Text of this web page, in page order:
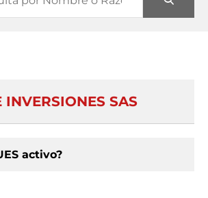
INVERSIONES SAS
activo?